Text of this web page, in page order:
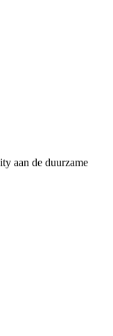
aan de duurzame